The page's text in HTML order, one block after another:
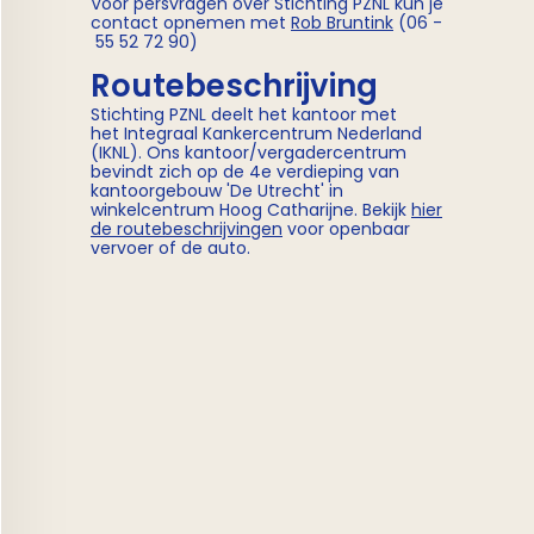
contact opnemen met Rob Bruntink (06 -
55 52 72 90)
Routebeschrijving
Stichting PZNL deelt het kantoor met
het Integraal Kankercentrum Nederland
(IKNL). Ons kantoor/vergadercentrum
bevindt zich op de 4e verdieping van
kantoorgebouw 'De Utrecht' in
winkelcentrum Hoog Catharijne. Bekijk hier
de routebeschrijvingen voor openbaar
vervoer of de auto.